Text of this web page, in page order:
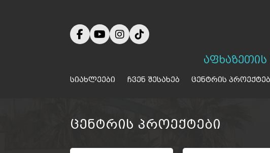
სიახლეები ჩვენ შესახებ ცენტრის
ცენტრის პროექტები